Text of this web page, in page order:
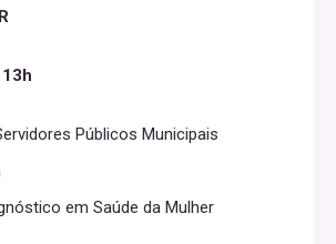
Públicos Municipais
em Saúde da Mulher